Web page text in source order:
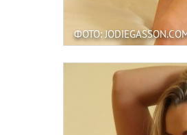
ФОТО: